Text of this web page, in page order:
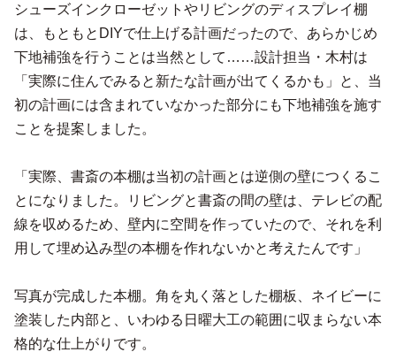
シューズインクローゼットやリビングのディスプレイ棚
は、もともとDIYで仕上げる計画だったので、あらかじめ
下地補強を行うことは当然として……設計担当・木村は
「実際に住んでみると新たな計画が出てくるかも」と、当
初の計画には含まれていなかった部分にも下地補強を施す
ことを提案しました。
「実際、書斎の本棚は当初の計画とは逆側の壁につくるこ
とになりました。リビングと書斎の間の壁は、テレビの配
線を収めるため、壁内に空間を作っていたので、それを利
用して埋め込み型の本棚を作れないかと考えたんです」
写真が完成した本棚。角を丸く落とした棚板、ネイビーに
塗装した内部と、いわゆる日曜大工の範囲に収まらない本
格的な仕上がりです。